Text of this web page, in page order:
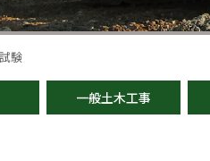
験
一般土木工事